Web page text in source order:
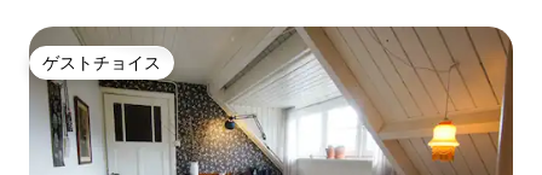
ゲストチョイス
ゲストチョイス